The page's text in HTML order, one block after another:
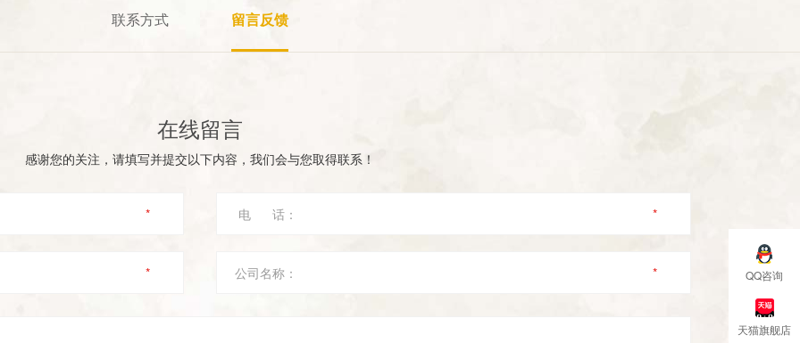
QQ咨询
天猫旗舰店
联系方式 留言反馈
在线留言
感谢您的关注，请填写并提交以下内容，我们会与您取得联系！
* 电 话： *
* 公司名称： *